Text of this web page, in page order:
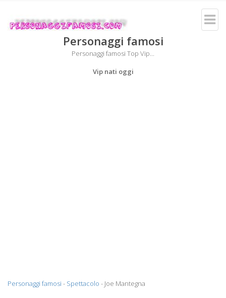
Personaggi famosi
Personaggi famosi Top Vip...
Vip nati oggi
Personaggi famosi - Spettacolo - Joe Mantegna